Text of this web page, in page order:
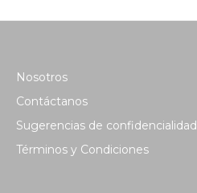
Nosotros
Contáctanos
Sugerencias de confidencialidad
Términos y Condiciones